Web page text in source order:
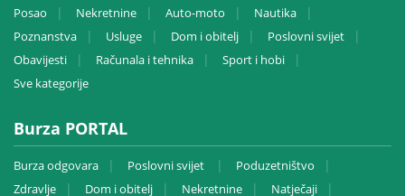
Posao Nekretnine Auto-moto
Nautika
Poznanstva
Usluge Dom i obitelj
Poslovni svijet
Obavijesti
Računala i tehnika
Sport i hobi
Sve kategorije
Burza PORTAL
Burza odgovara Poslovni svijet
Poduzetništvo
Zdravlje
Dom i obitelj Nekretnine Natječaji